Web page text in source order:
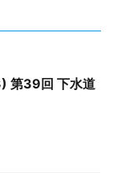
第39回 下水道